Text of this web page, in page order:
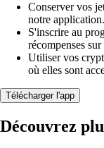
Conserver vos
notre application.
S'inscrire au
récompenses
Utiliser vos
où elles sont
Télécharger l'app
Découvrez